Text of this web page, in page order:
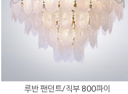
루반 팬던트/직부 800파이